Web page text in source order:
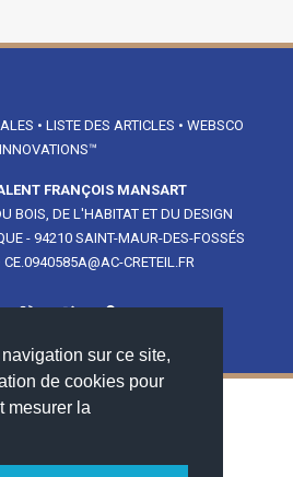
sur ce site,
de cookies pour
mesurer la
• LISTE DES ARTICLES • WEBSCO
INNOVATIONS™
FRANÇOIS MANSART
BOIS, DE L'HABITAT ET DU DESIGN
- 94210 SAINT-MAUR-DES-FOSSÉS
CE.0940585A@AC-CRETEIL.FR
PARTENAIRES